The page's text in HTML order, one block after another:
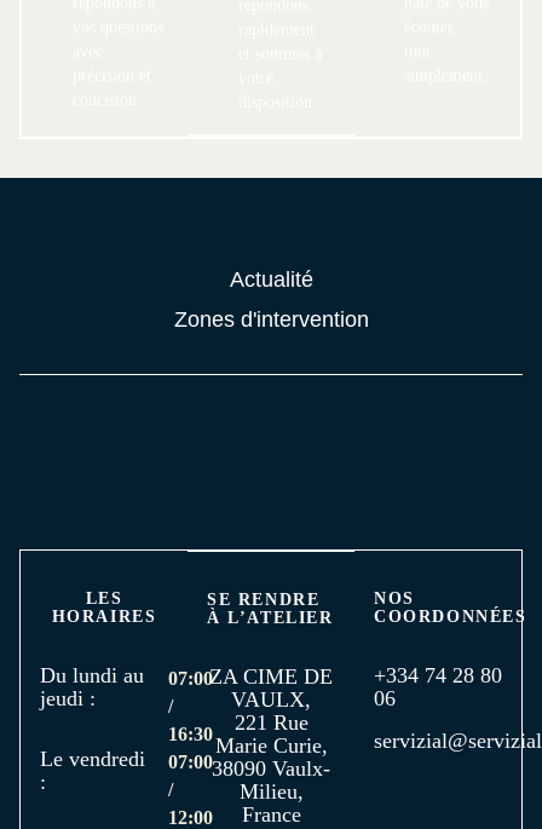
Actualité
Zones d'intervention
LES
HORAIRES
Du lundi au
jeudi :
07:00
/
16:30
Le vendredi
:
07:00
/
12:00
SE RENDRE
À L’ATELIER
ZA CIME DE
VAULX,
221 Rue
Marie Curie,
38090 Vaulx-
Milieu,
France
NOS
COORDONNÉES
+334 74 28 80
06